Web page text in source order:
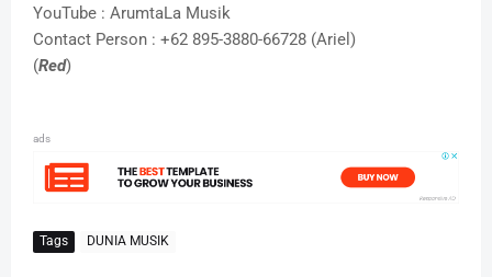
YouTube : ArumtaLa Musik
Contact Person : +62 895-3880-66728 (Ariel)
(Red)
ads
Tags DUNIA MUSIK